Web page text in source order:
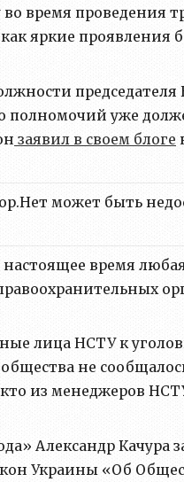
время проведения
яркие проявления
председателя
полномочий уже
заявил в своем блоге
может быть
время
лица НСТУ к
не
из менеджеров
Александр Качура
Украины «Об